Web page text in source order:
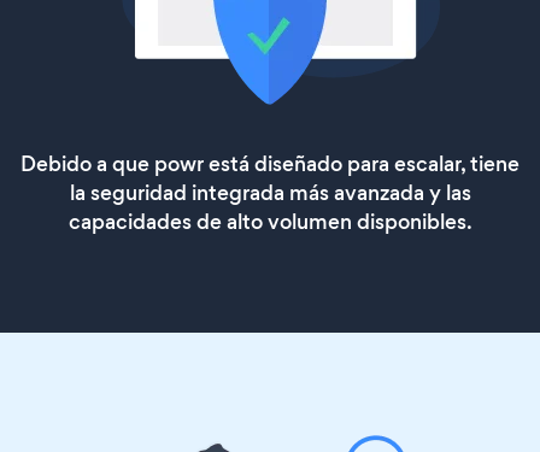
Debido a que powr está diseñado para escalar, tiene
la seguridad integrada más avanzada y las
capacidades de alto volumen disponibles.